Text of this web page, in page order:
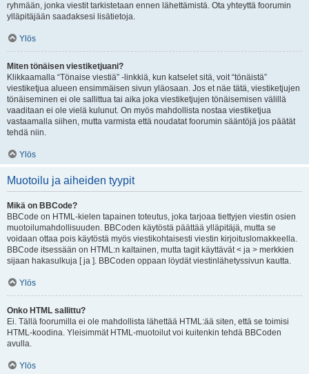
ryhmään, jonka viestit tarkistetaan ennen lähettämistä. Ota yhteyttä foorumin
ylläpitäjään saadaksesi lisätietoja.
Ylös
Miten tönäisen viestiketjuani?
Klikkaamalla “Tönaise viestiä” -linkkiä, kun katselet sitä, voit “tönäistä”
viestiketjua alueen ensimmäisen sivun yläosaan. Jos et näe tätä, viestiketjujen
tönäiseminen ei ole sallittua tai aika joka viestiketjujen tönäisemisen välillä
vaaditaan ei ole vielä kulunut. On myös mahdollista nostaa viestiketjua
vastaamalla siihen, mutta varmista että noudatat foorumin sääntöjä jos päätät
tehdä niin.
Ylös
Muotoilu ja aiheiden tyypit
Mikä on BBCode?
BBCode on HTML-kielen tapainen toteutus, joka tarjoaa tiettyjen viestin osien
muotoilumahdollisuuden. BBCoden käytöstä päättää ylläpitäjä, mutta se
voidaan ottaa pois käytöstä myös viestikohtaisesti viestin kirjoituslomakkeella.
BBCode itsessään on HTML:n kaltainen, mutta tagit käyttävät < ja > merkkien
sijaan hakasulkuja [ ja ]. BBCoden oppaan löydät viestinlähetyssivun kautta.
Ylös
Onko HTML sallittu?
Ei. Tällä foorumilla ei ole mahdollista lähettää HTML:ää siten, että se toimisi
HTML-koodina. Yleisimmät HTML-muotoilut voi kuitenkin tehdä BBCoden
avulla.
Ylös